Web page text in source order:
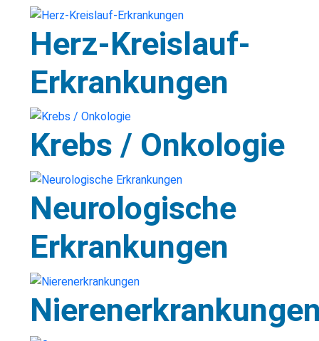
Herz-Kreislauf-
Erkrankungen
Krebs / Onkologie
Neurologische
Erkrankungen